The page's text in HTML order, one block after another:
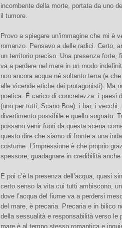
incombente della morte, portata da uno
il tumore.
Provo a spiegare un’immagine che mi è
romanzo. Pensavo a delle radici. Certo,
un territorio preciso. Una presenza forte,
va a perdere nel mare in un modo
non ancora acqua né soltanto terra (e
alle vicende etiche dei protagonisti). Ma
poetica. È carico di concretezza: i paesi
(uno per tutti, Scano Boa), i bar, i
divertimento possibile e quello sognato.
possano venir fuori da questa scena
questo dire che siamo di fronte a una
costume. L’impressione è che proprio
spessore, guadagnare in credibilità
E poi c’è la presenza dell’acqua, quasi
certo senso la vita cui tutti ambiscono,
dove l’acqua del fiume va a perdersi
del mare, è precaria. Precaria e in bilico
della sessualità e responsabilità verso le
mare è al tempo stesso romantica e